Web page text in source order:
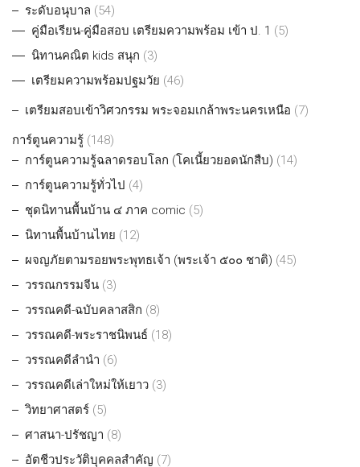
ระดับอนุบาล (54)
คู่มือเรียน-คู่มือสอบ เตรียมความพร้อม เข้า ป. 1 (5)
นิทานคณิต kids สนุก (3)
เตรียมความพร้อมปฐมวัย (46)
เตรียมสอบเข้าวิศวกรรม พระจอมเกล้าพระนครเหนือ (7)
การ์ตูนความรู้ (148)
การ์ตูนความรู้ฉลาดรอบโลก (โคเนี้ยวยอดนักสืบ) (14)
การ์ตูนความรู้ทั่วไป (4)
ชุดนิทานพื้นบ้าน ๔ ภาค comic (5)
นิทานพื้นบ้านไทย (12)
ผจญภัยตามรอยพระพุทธเจ้า (พระเจ้า ๕๐๐ ชาติ) (45)
วรรณกรรมจีน (3)
วรรณคดี-ฉบับคลาสสิก (8)
วรรณคดี-พระราชนิพนธ์ (18)
วรรณคดีลำนำ (6)
วรรณคดีเล่าใหม่ให้เยาว (3)
วิทยาศาสตร์ (5)
ศาสนา-ปรัชญา (8)
อัตชีวประวัติบุคคลสำคัญ (7)